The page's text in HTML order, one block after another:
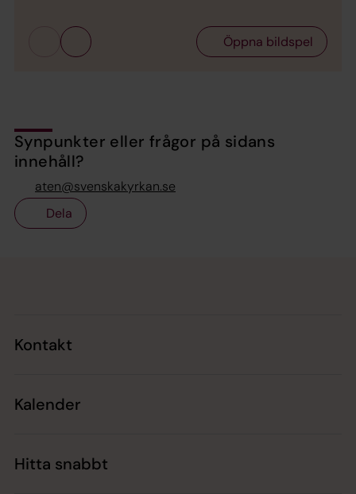
Öppna bildspel
Synpunkter eller frågor på sidans
innehåll?
aten@svenskakyrkan.se
Dela
Kontakt
Kalender
Hitta snabbt